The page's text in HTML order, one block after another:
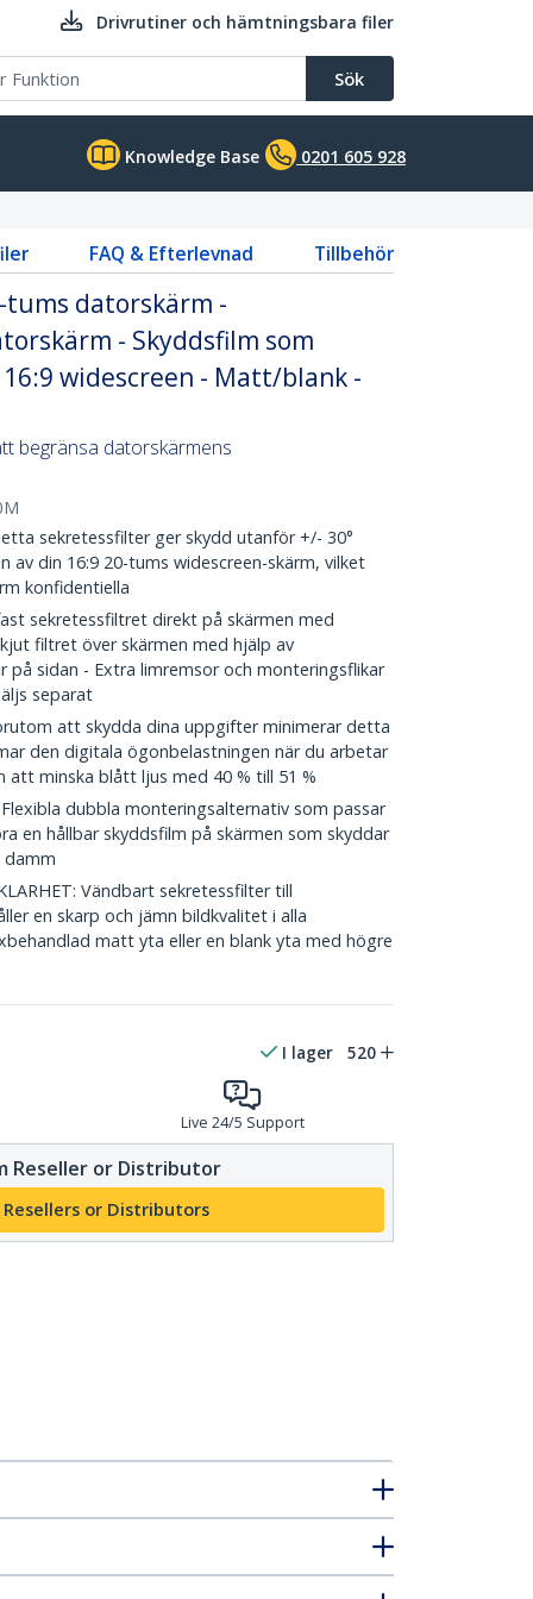
Drivrutiner och hämtningsbara filer
Sök
Knowledge Base 0201 605 928
FAQ & Efterlevnad Tillbehör
datorskärm -
- Skyddsfilm som
widescreen - Matt/blank -
begränsa datorskärmens
sekretessfilter ger skydd utanför +/- 30°
av din 16:9 20-tums widescreen-skärm, vilket
konfidentiella
sekretessfiltret direkt på skärmen med
filtret över skärmen med hjälp av
på sidan - Extra limremsor och monteringsflikar
separat
att skydda dina uppgifter minimerar detta
den digitala ögonbelastningen när du arbetar
att minska blått ljus med 40 % till 51 %
Flexibla dubbla monteringsalternativ som passar
en hållbar skyddsfilm på skärmen som skyddar
Vändbart sekretessfilter till
en skarp och jämn bildkvalitet i alla
matt yta eller en blank yta med högre
I lager 520
Live 24/5 Support
Reseller or Distributor
Resellers or Distributors